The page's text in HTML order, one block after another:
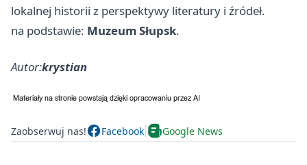
lokalnej historii z perspektywy literatury i źródeł.
na podstawie: Muzeum Słupsk.
Autor:krystian
Zaobserwuj nas! Facebook Google News